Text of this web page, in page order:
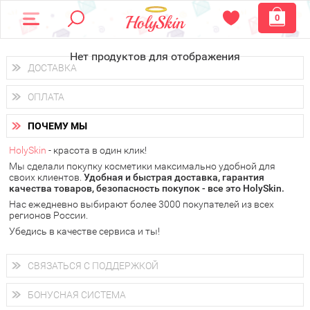
0
Нет продуктов для отображения
ДОСТАВКА
Доставка осуществляетсяпо всем городам России.
Вы можете выбрать доставку курьером, Почтой России или
получить заказ в пунктах выдачи PickPoint или пункте
самовывоза.
В 20 городах России доставка осуществляется ужена
следующий день.
у Вас всегда есть возможность получитьбесплатную
доставку от HolySkin.
подробнее об условиях доставки и оплаты в Вашем городе
ОПЛАТА
Вы можете оплатить свой заказ любым удобным способом:
наличными деньгами (
через интернет-банк (Альфа-банк, Сбербанк) и другими
электронными способами.
ПОЧЕМУ МЫ
HolySkin - красота в один клик!
Мы сделали покупку косметики максимально удобной для
своих клиентов. Удобная и быстрая доставка, гарантия
качества товаров, безопасность покупок - все это HolySkin.
Нас ежедневно выбирают более 3000 покупателей из всех
регионов России.
Убедись в качестве сервиса и ты!
СВЯЗАТЬСЯ С ПОДДЕРЖКОЙ
+7 (800) 707-24-55
Мы будем рады ответить на все Ваши вопросы по работе
магазина, проконсультировать по товарам, рассказать о
БОНУСНАЯ СИСТЕМА